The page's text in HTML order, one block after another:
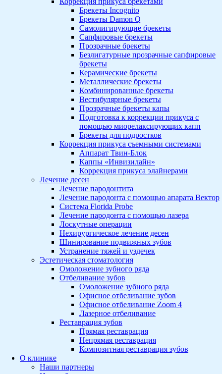
Брекеты Incognito
Брекеты Damon Q
Самолигирующие брекеты
Сапфировые брекеты
Прозрачные брекеты
Безлигатурные прозрачные сапфировые
брекеты
Керамические брекеты
Металлические брекеты
Комбинированные брекеты
Вестибулярные брекеты
Прозрачные брекеты капы
Подготовка к коррекции прикуса с
помощью миорелаксирующих капп
Брекеты для подростков
Коррекция прикуса съемными системами
Аппарат Твин-Блок
Каппы «Инвизилайн»
Коррекция прикуса элайнерами
Лечение десен
Лечение пародонтита
Лечение пародонта с помощью апарата Вектор
Система Florida Probe
Лечение пародонта с помощью лазера
Лоскутные операции
Нехирургическое лечение десен
Шинирование подвижных зубов
Устранение тяжей и уздечек
Эстетическая стоматология
Омоложение зубного ряда
Отбеливание зубов
Омоложение зубного ряда
Офисное отбеливание зубов
Офисное отбеливание Zoom 4
Лазерное отбеливание
Реставрация зубов
Прямая реставрация
Непрямая реставрация
Композитная реставрация зубов
О клинике
Наши партнеры